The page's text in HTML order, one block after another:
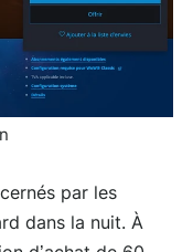
par les
dans la nuit. À